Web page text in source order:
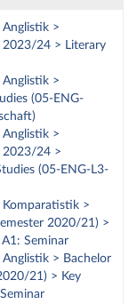
>
2023/24 > Literary
>
(05-ENG-
>
2023/24 >
(05-ENG-L3-
Komparatistik >
2020/21) >
Seminar
> Bachelor
21) > Key